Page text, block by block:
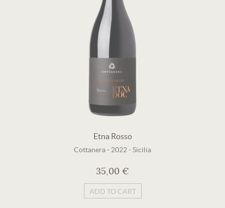
Etna Rosso
Cottanera- 2022 - Sicilia
35,00 €
ADD TO CART